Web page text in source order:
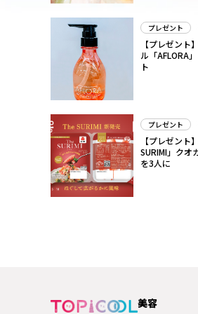
プレゼント
【プレゼント
ル「AFLORA
ト
プレゼント
【プレゼント
SURIMI」クオ
を3人に
美容